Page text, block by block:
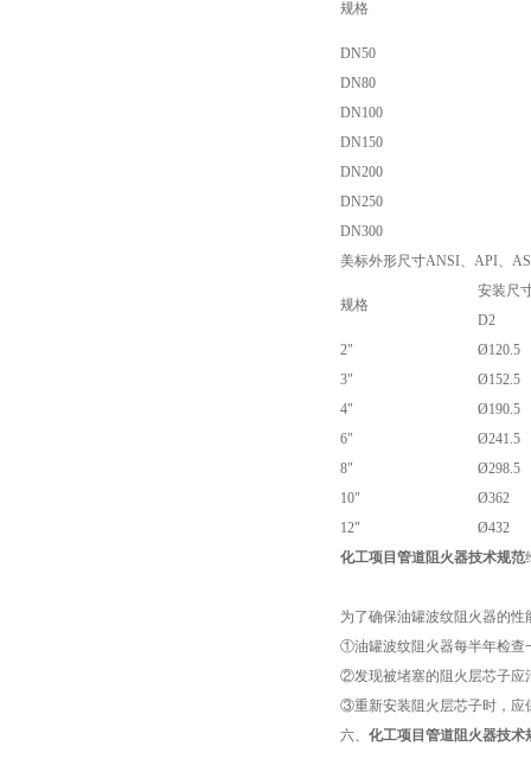
规格
DN50
DN80
DN100
DN150
DN200
DN250
DN300
美标外形尺寸ANSI、API、
规格
安装尺
D2
2"
Ø120.5
3"
Ø152.5
4"
Ø190.5
6"
Ø241.5
8"
Ø298.5
10"
Ø362
12"
Ø432
化工项目管道阻火器技术规范
为了确保油罐波纹阻火器的
①油罐波纹阻火器每半年检查
②发现被堵塞的阻火层芯子应
③重新安装阻火层芯子时，应
六、 化工项目管道阻火器技术